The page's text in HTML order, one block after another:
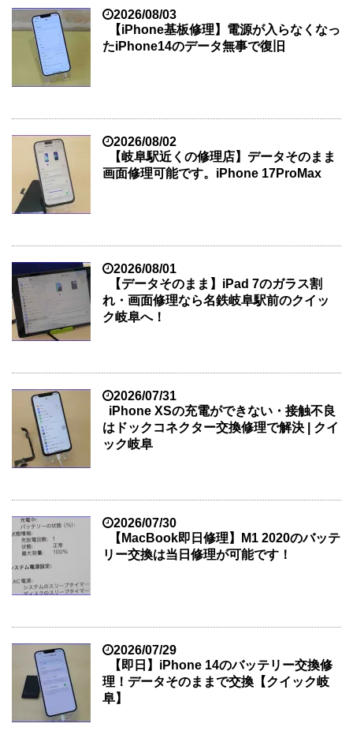
2026/08/03
【iPhone基板修理】電源が入らなくなっ
たiPhone14のデータ無事で復旧
2026/08/02
【岐阜駅近くの修理店】データそのまま
画面修理可能です。iPhone 17ProMax
2026/08/01
【データそのまま】iPad 7のガラス割
れ・画面修理なら名鉄岐阜駅前のクイッ
ク岐阜へ！
2026/07/31
iPhone XSの充電ができない・接触不良
はドックコネクター交換修理で解決 | クイ
ック岐阜
2026/07/30
【MacBook即日修理】M1 2020のバッテ
リー交換は当日修理が可能です！
2026/07/29
【即日】iPhone 14のバッテリー交換修
理！データそのままで交換【クイック岐
阜】